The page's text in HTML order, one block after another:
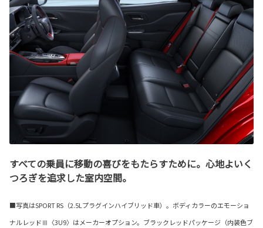
すべての乗員に移動の喜びをもたらすために。心地よいく
つろぎを追求した室内空間。
■写真はSPORT RS（2.5Lプラグインハイブリッド車）。ボディカラーのエモーショ
ナルレッドⅢ〈3U9〉はメーカーオプション。ブラックレッドパッケージ（内装色ブ